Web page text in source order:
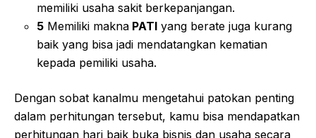
memiliki usaha sakit berkepanjangan.
5 Memiliki makna PATI yang berate juga kurang
baik yang bisa jadi mendatangkan kematian
kepada pemiliki usaha.
Dengan sobat kanalmu mengetahui patokan penting
dalam perhitungan tersebut, kamu bisa mendapatkan
perhitungan hari baik buka bisnis dan usaha secara